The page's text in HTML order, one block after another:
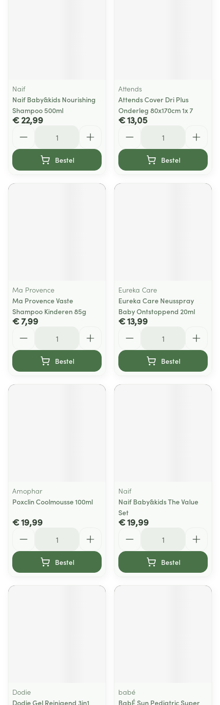
Naif
Naif Baby&kids Nourishing
Shampoo 500ml
€ 22,99
Bestel
Attends
Attends Cover Dri Plus
Onderleg 80x170cm 1x 7
€ 13,05
Bestel
Ma Provence
Ma Provence Vaste
Shampoo Kinderen 85g
€ 7,99
Bestel
Eureka Care
Eureka Care Neusspray
Baby Ontstoppend 20ml
€ 13,99
Bestel
Amophar
Poxclin Coolmousse 100ml
€ 19,99
Bestel
Naif
Naif Baby&kids The Value
Set
€ 19,99
Bestel
Dodie
Dodie Gel Reinigend 3in1
babé
BabÉ Sun Pediatric Super